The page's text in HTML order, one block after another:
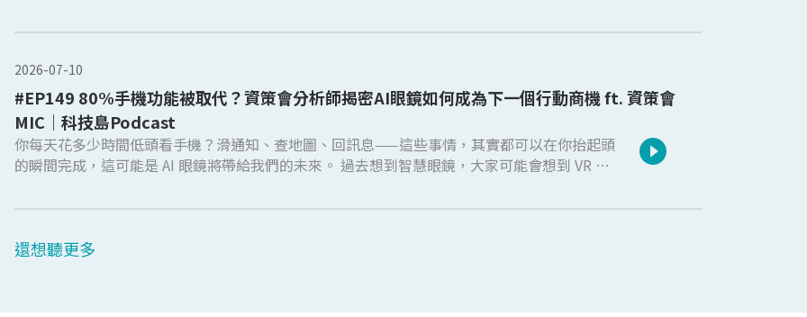
欣 #VLM辨識系統 #科技島 #無人自助點餐
Podcast 02:00 實體門市好夥伴 無人自助點餐 07:45 創新AI應用 VLM辨識系統 10:00 AI影像辨識
自助結帳刷卡防弊 15:05 巡店機器人 提高客戶滿意度 18:10 銷售預測及叫貨建議 提升作業效率
22:50 多國落地管理 全球展店支援 26:10 活用AI提供完整解決方案 【製作團隊】 1111人力銀行
x 科技島Tech Nice 企劃 孟圓琦 主持 莊雨潔 攝影 媒體中心 整理 傅啓倫 後製 張維仁 -- Hosting
provided by SoundOn
2026-07-10
#EP149 80%手機功能被取代？資策會分析師揭密AI眼鏡如何成為下一個行動商機 ft. 資策會
MIC｜科技島Podcast
你每天花多少時間低頭看手機？滑通知、查地圖、回訊息——這些事情，其實都可以在你抬起頭
的瞬間完成，這可能是 AI 眼鏡將帶給我們的未來。 過去想到智慧眼鏡，大家可能會想到 VR 頭
年的 OS 盟軍生態系。雖然 Apple 還沒亮牌，但外界多相信他們絕不會輕易把硬體裝置的市場
還想聽更多